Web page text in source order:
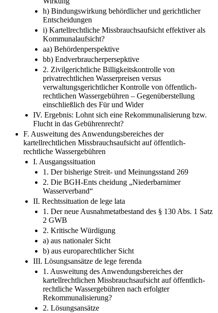
h) Bindungswirkung behördlicher und gerichtlicher
Entscheidungen
i) Kartellrechtliche Missbrauchsaufsicht effektiver als
Kommunalaufsicht?
aa) Behördenperspektive
bb) Endverbraucherpersepktive
2. Zivilgerichtliche Billigkeitskontrolle von
privatrechtlichen Wasserpreisen versus
verwaltungsgerichtlicher Kontrolle von öffentlich-
rechtlichen Wassergebühren – Gegenüberstellung
einschließlich des Für und Wider
IV. Ergebnis: Lohnt sich eine Rekommunalisierung bzw.
Flucht in das Gebührenrecht?
F. Ausweitung des Anwendungsbereiches der
kartellrechtlichen Missbrauchsaufsicht auf öffentlich-
rechtliche Wassergebühren
I. Ausgangssituation
1. Der bisherige Streit- und Meinungsstand 269
2. Die BGH-Ents cheidung „Niederbarnimer
Wasserverband“
II. Rechtssituation de lege lata
1. Der neue Ausnahmetatbestand des § 130 Abs. 1 Satz
2 GWB
2. Kritische Würdigung
a) aus nationaler Sicht
b) aus europarechtlicher Sicht
III. Lösungsansätze de lege ferenda
1. Ausweitung des Anwendungsbereiches der
kartellrechtlichen Missbrauchsaufsicht auf öffentlich-
rechtliche Wassergebühren nach erfolgter
Rekommunalisierung?
2. Lösungsansätze